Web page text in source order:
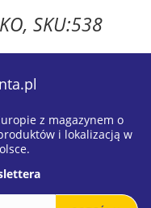
SKU:538
z magazynem o
i lokalizacją w